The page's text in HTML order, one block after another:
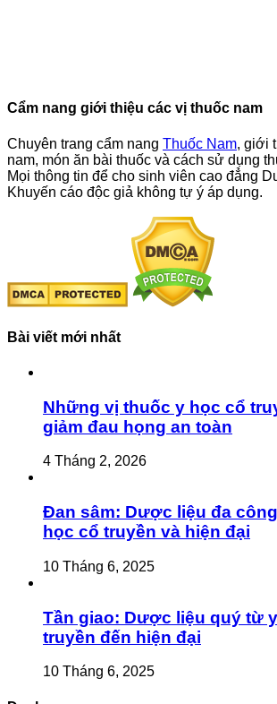
Cẩm nang giới thiệu các vị thuốc nam
Chuyên trang cẩm nang Thuốc Nam, giới
nam, món ăn bài thuốc và cách sử dụng
Mọi thông tin để cho sinh viên cao đẳng
Khuyến cáo độc giả không tự ý áp dụng.
Bài viết mới nhất
Những vị thuốc y học cổ
giảm đau họng an toàn
4 Tháng 2, 2026
Đan sâm: Dược liệu đa
học cổ truyền và hiện đại
10 Tháng 6, 2025
Tần giao: Dược liệu quý từ
truyền đến hiện đại
10 Tháng 6, 2025